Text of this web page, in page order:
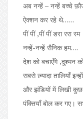
अब नन्हें – नन्हें बच्चे
ऐक्शन कर रहे थे……
पीं पीं ,पीं पीं डरा ररा रम
नन्हें-नन्हें सैनिक हम….
देश को बचाएँगे ,दुश्मन
सबसे ज़्यादा तालियाँ
और झंडियों में लिखी
पंक्तियाँ बोल कर गए।